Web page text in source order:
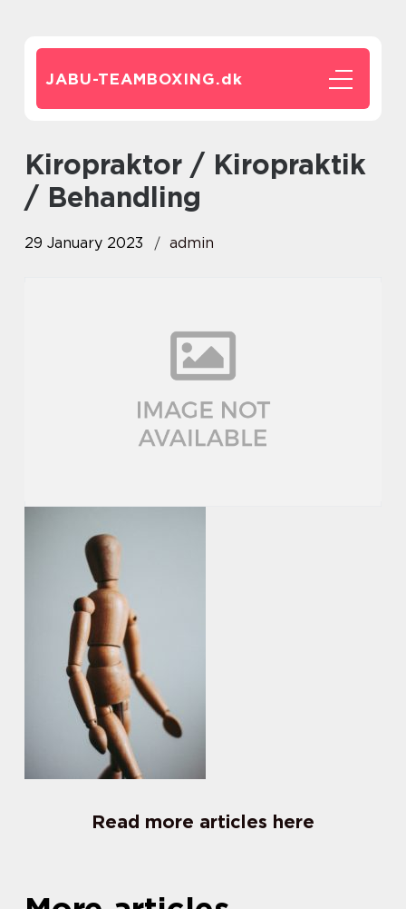
JABU-TEAMBOXING.dk
Kiropraktor / Kiropraktik
/ Behandling
29 January 2023 admin
Read more articles here